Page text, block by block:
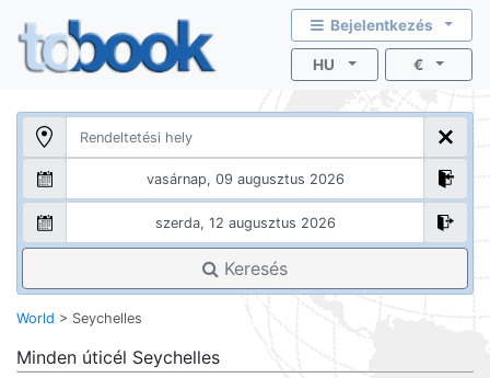
Bejelentkezés
HU €
Keresés
World > Seychelles
Minden úticél Seychelles